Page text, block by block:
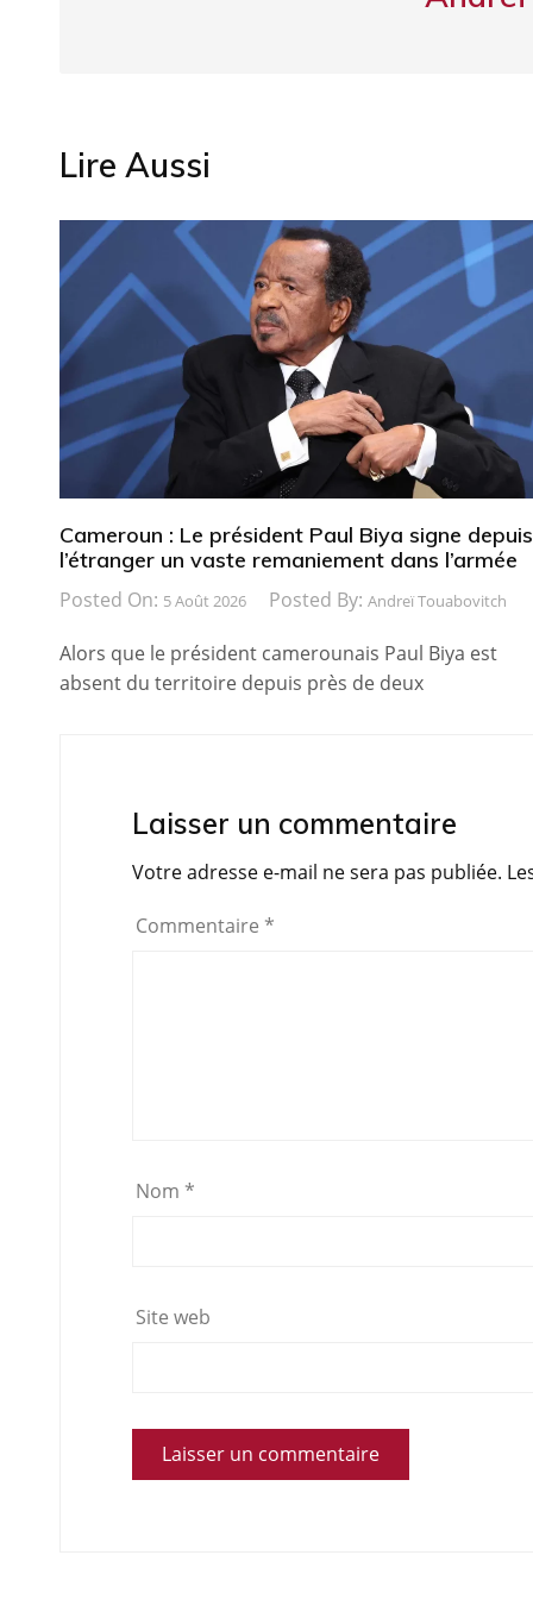
Lire Aussi
Cameroun : Le président Paul Biya signe depuis
l’étranger un vaste remaniement dans l’armée
Posted On: 5 Août 2026 Posted By: Andreï Touabovitch
Alors que le président camerounais Paul Biya est
absent du territoire depuis près de deux
Laisser un commentaire
Votre adresse e-mail ne sera pas publiée.
Commentaire *
Nom *
Site web